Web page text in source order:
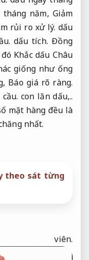
tháng năm, Giảm
rủi ro xử lý. dấu
dấu tích. Đồng
Khắc dấu Châu
giống như ống
Báo giá rõ ràng.
con lăn dấu,..
mặt hàng đều là
nhất.
theo sát từng